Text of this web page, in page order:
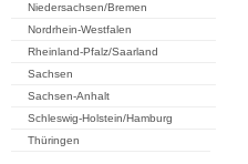
Niedersachsen/Bremen
Nordrhein-Westfalen
Rheinland-Pfalz/Saarland
Sachsen
Sachsen-Anhalt
Schleswig-Holstein/Hamburg
Thüringen